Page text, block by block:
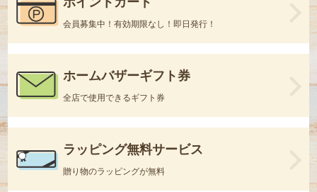
会員募集中！有効期限なし！即日発行！
ホームバザーギフト券
全店で使用できるギフト券
ラッピング無料サービス
贈り物のラッピングが無料